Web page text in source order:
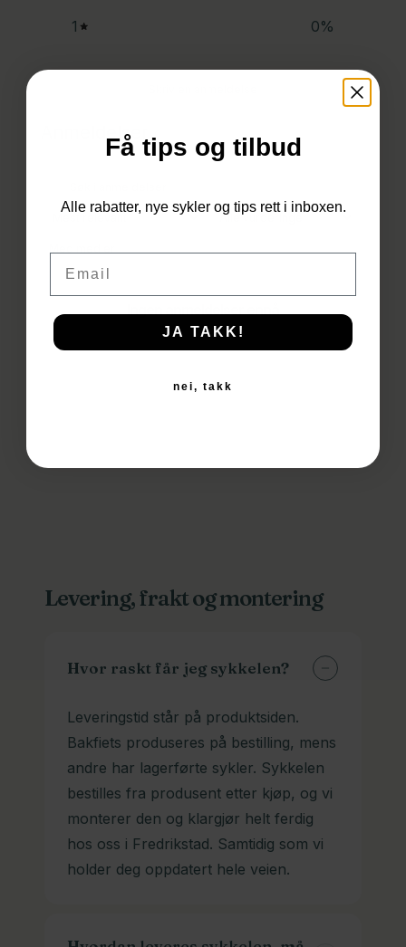
Du har ingen produkter i
handlekurven.
1
0%
Anmeldelser
Levering, frakt og montering
Hvor raskt får jeg sykkelen?
Leveringstid står på produktsiden.
Bakfiets produseres på bestilling, mens
andre har lagerførte sykler. Sykkelen
bestilles fra produsent etter kjøp, og vi
monterer den og klargjør helt ferdig
hos oss i Fredrikstad. Samtidig som vi
holder deg oppdatert hele veien.
Få tips og tilbud
Alle rabatter, nye sykler og tips rett i inboxen.
JA TAKK!
nei, takk